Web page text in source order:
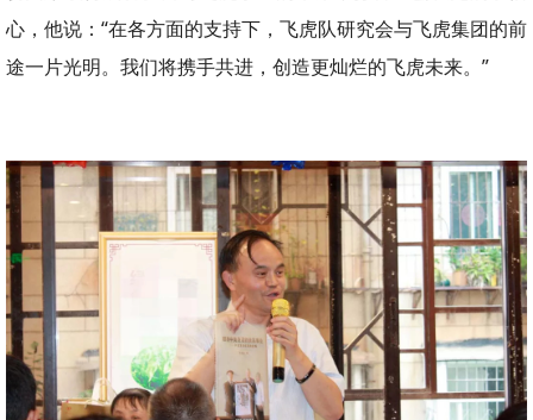
心，他说：“在各方面的支持下，飞虎队研究会与飞虎集团的前
途一片光明。我们将携手共进，创造更灿烂的飞虎未来。”